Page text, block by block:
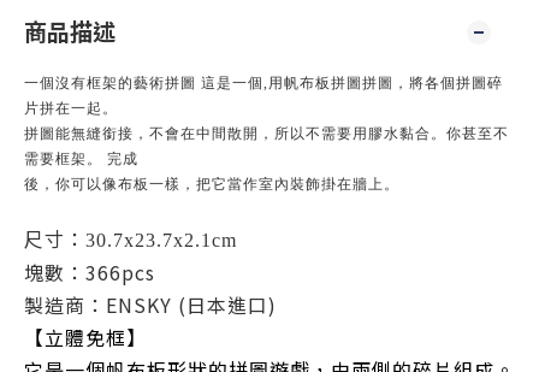
商品描述
一個沒有框架的藝術拼圖 這是一個, 用帆布板拼圖拼圖，將各個拼圖碎
片拼在一起。
拼圖能無縫銜接，不會在中間散開，所以不需要用膠水黏合。 你甚至不
需要框架。 完成
後，你可以像布板一樣，把它當作室內裝飾掛在牆上。
尺寸： 30.7x23.7x2.1cm
塊數：366pcs
製造商：ENSKY (日本進口)
【立體免框】